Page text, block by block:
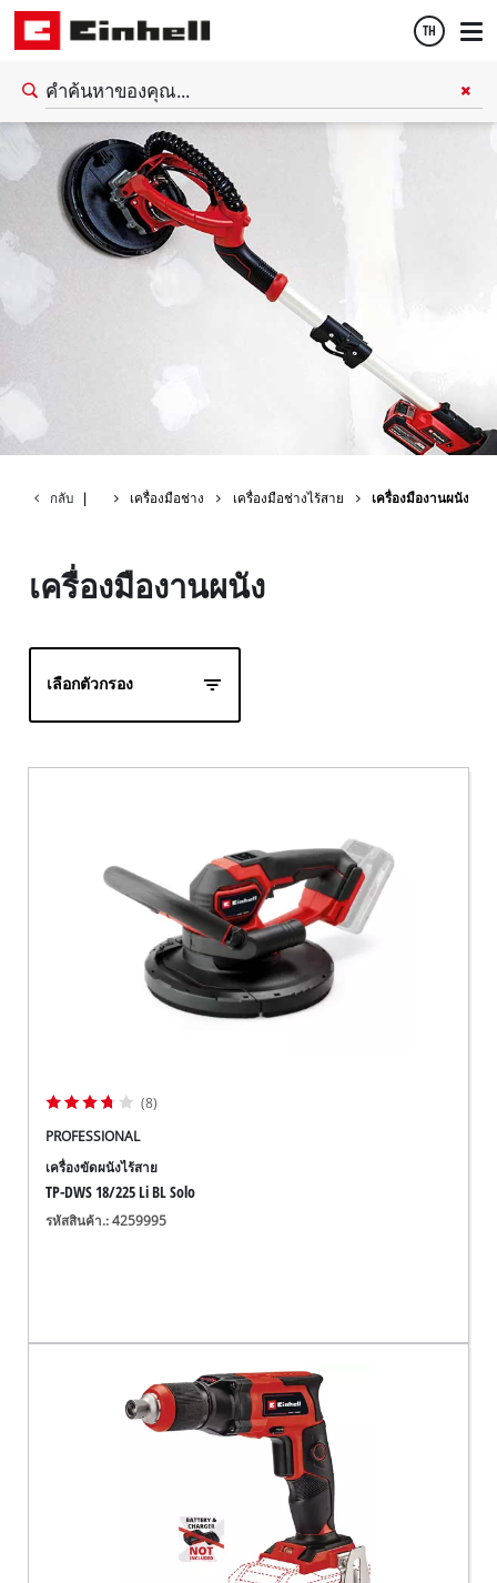
TH
English
กลับ | เครื่องมือช่าง เครื่องมือช่างไร้สาย เครื่องมืองานผนัง
เครื่องมืองานผนัง
เลือกตัวกรอง
(8)
PROFESSIONAL
เครื่องขัดผนังไร้สาย
TP-DWS 18/225 Li BL Solo
รหัสสินค้า.: 4259995